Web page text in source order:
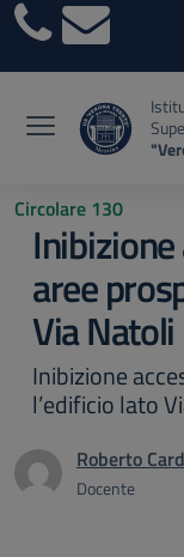
Vai ai contenuti
Vai al menu di
Vai al footer
Circolare 130
aree
Via Natoli
Inibizione
l’edificio lato
Roberto
Docente